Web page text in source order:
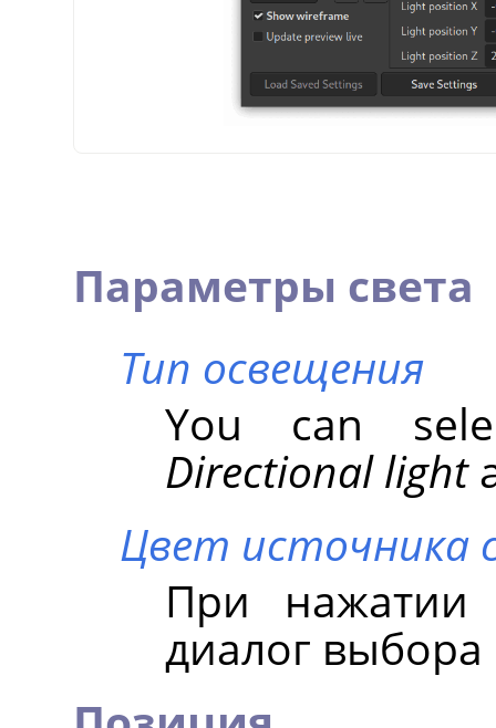
Параметры света
Тип освещения
You can
Directional light
Цвет источника
При нажатии
диалог выбора